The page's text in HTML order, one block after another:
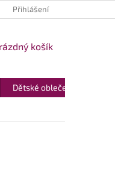
Přihlášení
košík
Dětské oblečení